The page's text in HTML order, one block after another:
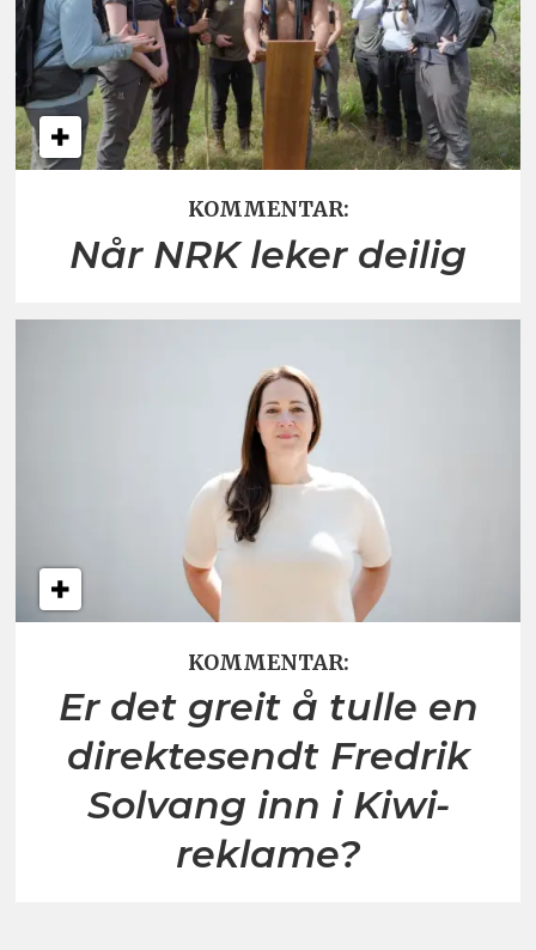
KOMMENTAR:
Når NRK leker deilig
KOMMENTAR:
Er det greit å tulle en
direktesendt Fredrik
Solvang inn i Kiwi-
reklame?